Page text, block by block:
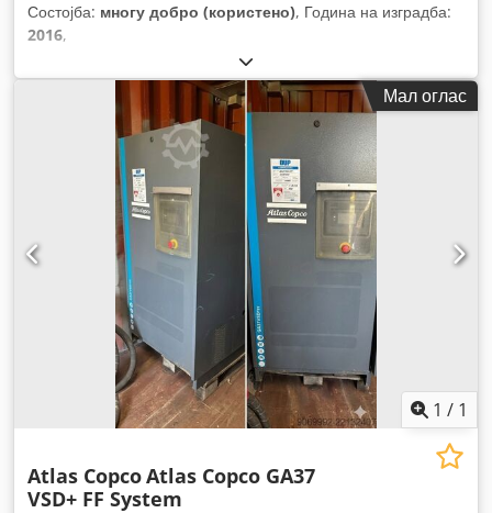
Состојба: многу добро (користено), Година на изградба:
2016,
Мал оглас
1 / 1
Atlas CopcoAtlas Copco GA37
VSD+ FF System